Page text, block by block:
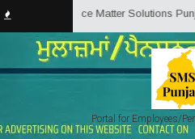
(Service Matter Solutions
Portal for Employees/